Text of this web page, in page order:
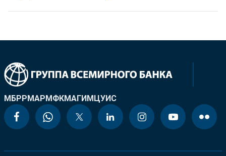
МБРРМАРМФКМАГИМЦУИС